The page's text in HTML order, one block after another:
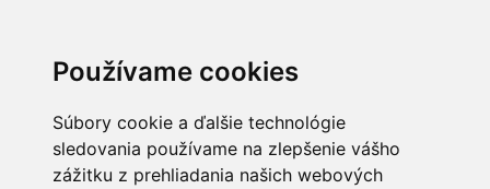
Používame cookies
Súbory cookie a ďalšie technológie
sledovania používame na zlepšenie vášho
zážitku z prehliadania našich webových